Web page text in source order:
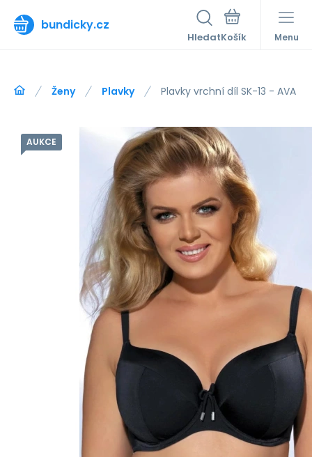
bundicky.cz
Hledat Menu
Ženy Plavky Plavky vrchní díl SK-13 - AVA
AUKCE